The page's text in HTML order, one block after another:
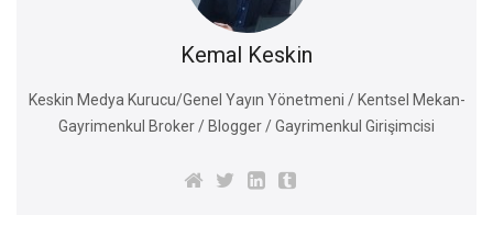
Kemal Keskin
Keskin Medya Kurucu/Genel Yayın Yönetmeni / Kentsel Mekan-
Gayrimenkul Broker / Blogger / Gayrimenkul Girişimcisi